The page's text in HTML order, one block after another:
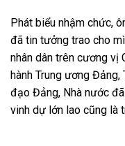
Phát biểu nhậm chức,
đã tin tưởng trao cho
nhân dân trên cương vị
hành Trung ương
đạo Đảng, Nhà nước
vinh dự lớn lao cũng là